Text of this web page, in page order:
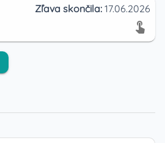
Zľava skončila: 17.06.2026